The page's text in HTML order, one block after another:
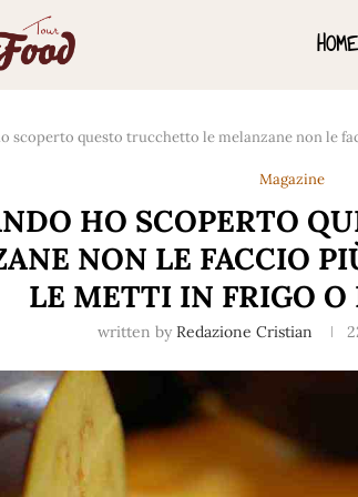
HOME
scoperto questo trucchetto le melanzane non le
Magazine
HO SCOPERTO
NON LE FACCIO
LE METTI IN FRIGO O
written byRedazione Cristian